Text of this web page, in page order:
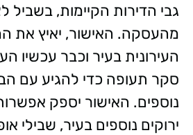
גבי הדירות הקיימות, בשביל
מהעסקה. האישור, יאיץ את
העירונית בעיר וכבר עכשיו
סקר תעופה כדי להגיע עם
נוספים. האישור יספק
ירוקים נוספים בעיר, שבילי